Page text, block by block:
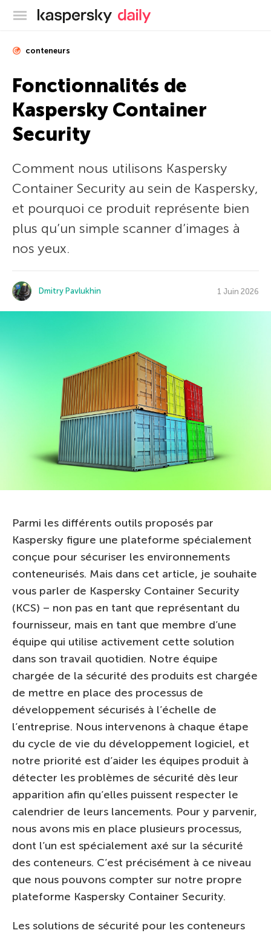
Blog officiel de Kaspersky
conteneurs
Fonctionnalités de
Kaspersky Container
Security
Comment nous utilisons Kaspersky
Container Security au sein de Kaspersky,
et pourquoi ce produit représente bien
plus qu’un simple scanner d’images à
nos yeux.
Dmitry Pavlukhin 1 Juin 2026
Parmi les différents outils proposés par
Kaspersky figure une plateforme spécialement
conçue pour sécuriser les environnements
conteneurisés. Mais dans cet article, je souhaite
vous parler de Kaspersky Container Security
(KCS) – non pas en tant que représentant du
fournisseur, mais en tant que membre d’une
équipe qui utilise activement cette solution
dans son travail quotidien. Notre équipe
chargée de la sécurité des produits est chargée
de mettre en place des processus de
développement sécurisés à l’échelle de
l’entreprise. Nous intervenons à chaque étape
du cycle de vie du développement logiciel, et
notre priorité est d’aider les équipes produit à
détecter les problèmes de sécurité dès leur
apparition afin qu’elles puissent respecter le
calendrier de leurs lancements. Pour y parvenir,
nous avons mis en place plusieurs processus,
dont l’un est spécialement axé sur la sécurité
des conteneurs. C’est précisément à ce niveau
que nous pouvons compter sur notre propre
plateforme Kaspersky Container Security.
Les solutions de sécurité pour les conteneurs